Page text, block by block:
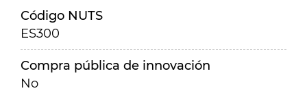
Código NUTS
ES300
Compra pública de innovación
No